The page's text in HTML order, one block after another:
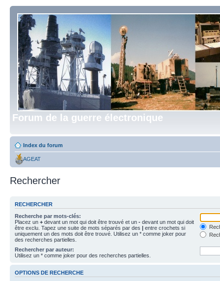
Forum de la guerre électronique
Index du forum
AGEAT
Rechercher
RECHERCHER
Recherche par mots-clés:
Placez un + devant un mot qui doit être trouvé et un - devant un mot qui doit
être exclu. Tapez une suite de mots séparés par des | entre crochets si
uniquement un des mots doit être trouvé. Utilisez un * comme joker pour
des recherches partielles.
Rechercher par auteur:
Utilisez un * comme joker pour des recherches partielles.
OPTIONS DE RECHERCHE